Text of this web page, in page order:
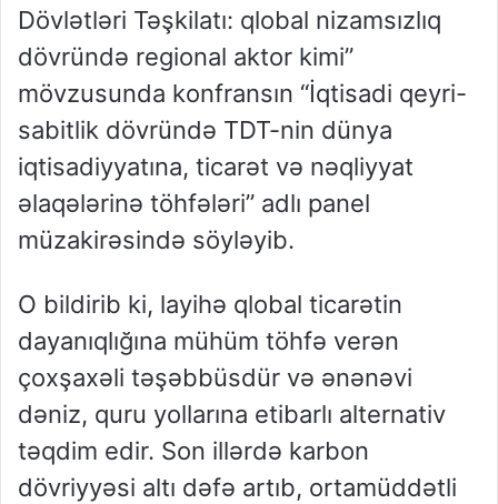
Dövlətləri Təşkilatı: qlobal nizamsızlıq
dövründə regional aktor kimi”
mövzusunda konfransın “İqtisadi qeyri-
sabitlik dövründə TDT-nin dünya
iqtisadiyyatına, ticarət və nəqliyyat
əlaqələrinə töhfələri” adlı panel
müzakirəsində söyləyib.
O bildirib ki, layihə qlobal ticarətin
dayanıqlığına mühüm töhfə verən
çoxşaxəli təşəbbüsdür və ənənəvi
dəniz, quru yollarına etibarlı alternativ
təqdim edir. Son illərdə karbon
dövriyyəsi altı dəfə artıb, ortamüddətli